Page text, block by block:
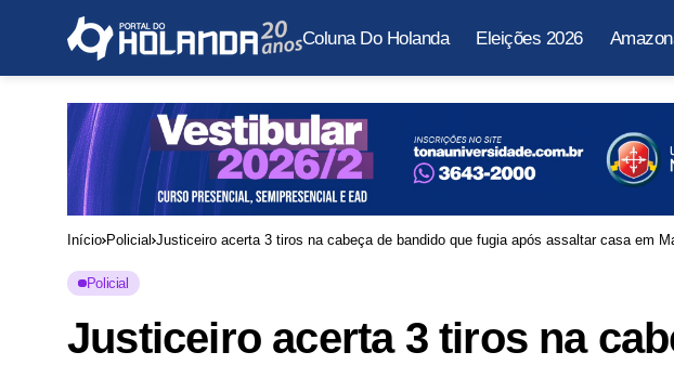
Coluna Do Holanda Eleições 2026
Início Policial Justiceiro acerta 3 tiros na cabeça de bandido que fugia após assaltar casa em
Policial
Justiceiro acerta 3 tiros na